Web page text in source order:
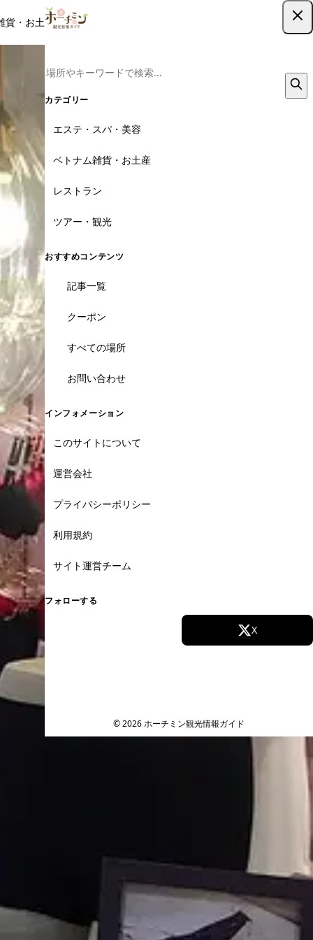
貨・お土産レストラン
カテゴリー
エステ・スパ・美容
ベトナム雑貨・お土産
レストラン
ツアー・観光
おすすめコンテンツ
記事一覧
クーポン
すべての場所
お問い合わせ
インフォメーション
このサイトについて
運営会社
プライバシーポリシー
利用規約
サイト運営チーム
フォローする
X
© 2026 ホーチミン観光情報ガイド